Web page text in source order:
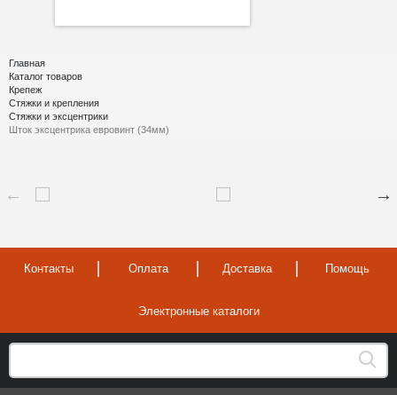
Главная
Каталог товаров
Крепеж
Стяжки и крепления
Стяжки и эксцентрики
Шток эксцентрика евровинт (34мм)
Контакты Оплата Доставка Помощь
Электронные каталоги